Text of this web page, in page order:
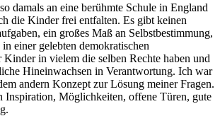
damals an eine berühmte Schule in England
die Kinder frei entfalten. Es gibt keinen
ein großes Maß an Selbstbestimmung,
einer gelebten demokratischen
Kinder in vielem die selben Rechte haben und
Hineinwachsen in Verantwortung. Ich war
andern Konzept zur Lösung meiner Fragen.
Inspiration, Möglichkeiten, offene Türen, gute